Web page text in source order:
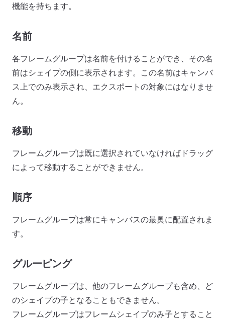
機能を持ちます。
名前
各フレームグループは名前を付けることができ、その名
前はシェイプの側に表示されます。この名前はキャンバ
ス上でのみ表示され、エクスポートの対象にはなりませ
ん。
移動
フレームグループは既に選択されていなければドラッグ
によって移動することができません。
順序
フレームグループは常にキャンバスの最奥に配置されま
す。
グルーピング
フレームグループは、他のフレームグループも含め、ど
のシェイプの子となることもできません。
フレームグループはフレームシェイプのみ子とすること